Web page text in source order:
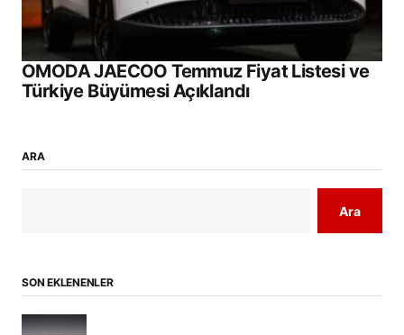
OMODA JAECOO Temmuz Fiyat Listesi ve
Türkiye Büyümesi Açıklandı
ARA
Ara
SON EKLENENLER